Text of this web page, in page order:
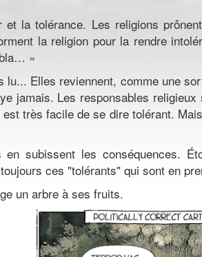
et la tolérance. Les religions
la religion pour la rendre
»
lu... Elles reviennent, comme une
jamais. Les responsables
très facile de se dire tolérant.
en subissent les conséquences.
ces "tolérants" qui sont en
un arbre à ses fruits.